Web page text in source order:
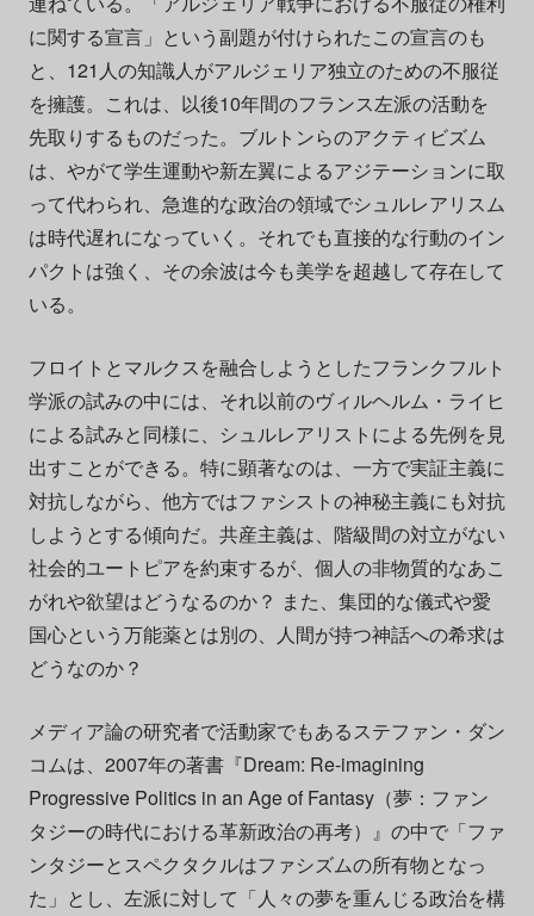
に関する宣言」という副題が付けられたこの宣言のも
と、121人の知識人がアルジェリア独立のための不服従
を擁護。これは、以後10年間のフランス左派の活動を
先取りするものだった。ブルトンらのアクティビズム
は、やがて学生運動や新左翼によるアジテーションに取
って代わられ、急進的な政治の領域でシュルレアリスム
は時代遅れになっていく。それでも直接的な行動のイン
パクトは強く、その余波は今も美学を超越して存在して
いる。
フロイトとマルクスを融合しようとしたフランクフルト
学派の試みの中には、それ以前のヴィルヘルム・ライヒ
による試みと同様に、シュルレアリストによる先例を見
出すことができる。特に顕著なのは、一方で実証主義に
対抗しながら、他方ではファシストの神秘主義にも対抗
しようとする傾向だ。共産主義は、階級間の対立がない
社会的ユートピアを約束するが、個人の非物質的なあこ
がれや欲望はどうなるのか？ また、集団的な儀式や愛
国心という万能薬とは別の、人間が持つ神話への希求は
どうなのか？
メディア論の研究者で活動家でもあるステファン・ダン
コムは、2007年の著書『Dream: Re-imagining
Progressive Politics in an Age of Fantasy（夢：ファン
タジーの時代における革新政治の再考）』の中で「ファ
ンタジーとスペクタクルはファシズムの所有物となっ
た」とし、左派に対して「人々の夢を重んじる政治を構